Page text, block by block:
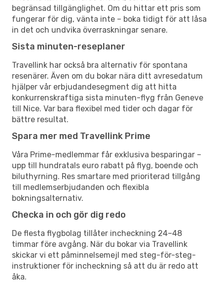
begränsad tillgänglighet. Om du hittar ett pris som
fungerar för dig, vänta inte – boka tidigt för att låsa
in det och undvika överraskningar senare.
Sista minuten-reseplaner
Travellink har också bra alternativ för spontana
resenärer. Även om du bokar nära ditt avresedatum
hjälper vår erbjudandesegment dig att hitta
konkurrenskraftiga sista minuten-flyg från Geneve
till Nice. Var bara flexibel med tider och dagar för
bättre resultat.
Spara mer med Travellink Prime
Våra Prime-medlemmar får exklusiva besparingar –
upp till hundratals euro rabatt på flyg, boende och
biluthyrning. Res smartare med prioriterad tillgång
till medlemserbjudanden och flexibla
bokningsalternativ.
Checka in och gör dig redo
De flesta flygbolag tillåter incheckning 24–48
timmar före avgång. När du bokar via Travellink
skickar vi ett påminnelsemejl med steg-för-steg-
instruktioner för incheckning så att du är redo att
åka.